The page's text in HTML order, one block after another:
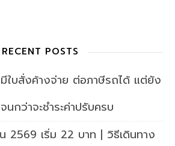
RECENT POSTS
ใบสั่งค้างจ่าย ต่อภาษีรถได้ แต่ยัง
กว่าจะชำระค่าปรับครบ
2569 เริ่ม 22 บาท | วิธีเดินทาง